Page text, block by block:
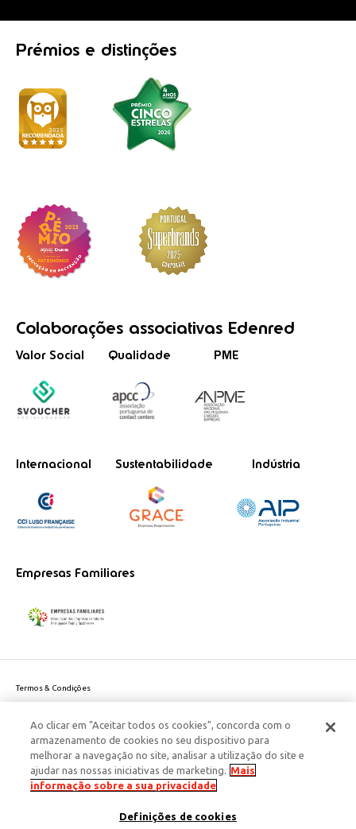
Prémios e distinções
Colaborações associativas Edenred
Valor Social Qualidade PME
Internacional Sustentabilidade Indústria
Empresas Familiares
Termos & Condições
Politica de Cookies
Política de Privacidade Dados Pessoais
Responsabilidade Social Corporativa
Este site é protegido pelo reCAPTCHA e aplicam-se a
da Google.
Ao clicar em "Aceitar todos os cookies", concorda com o
armazenamento de cookies no seu dispositivo para
melhorar a navegação no site, analisar a utilização do site e
ajudar nas nossas iniciativas de marketing. Mais
informação sobre a sua privacidade
Definições de cookies